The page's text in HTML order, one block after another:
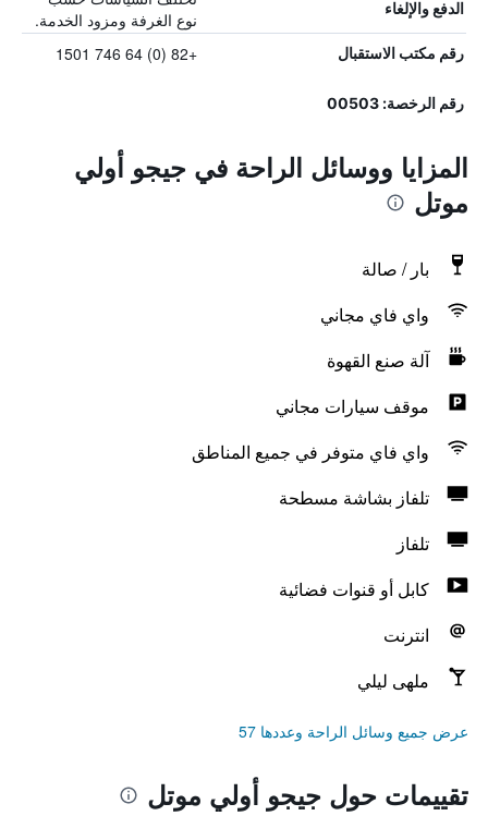
الدفع والإلغاء
نوع الغرفة ومزود الخدمة.
رقم مكتب الاستقبال +82 (0) 64 746 1501
رقم الرخصة: 00503
المزايا ووسائل الراحة في جيجو أولي
موتل
بار / صالة
واي فاي مجاني
آلة صنع القهوة
موقف سيارات مجاني
واي فاي متوفر في جميع المناطق
تلفاز بشاشة مسطحة
تلفاز
كابل أو قنوات فضائية
انترنت
ملهى ليلي
عرض جميع وسائل الراحة وعددها 57
تقييمات حول جيجو أولي موتل